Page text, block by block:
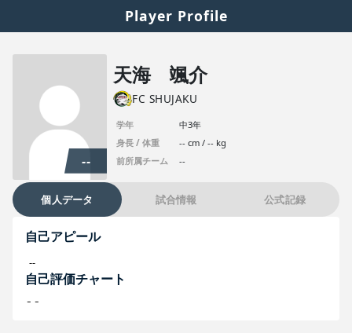
Player Profile
--
天海 颯介
FC SHUJAKU
学年
中3年
身長 / 体重
-- cm / -- kg
前所属チーム
--
個人データ 試合情報 公式記録
自己アピール
--
自己評価チャート
--